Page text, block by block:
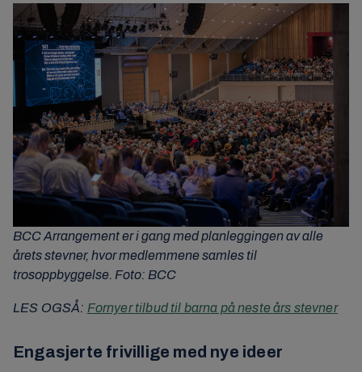
BCC Arrangement er i gang med planleggingen av alle
årets stevner, hvor medlemmene samles til
trosoppbyggelse. Foto: BCC
LES OGSÅ: Fornyer tilbud til barna på neste års stevner
Engasjerte frivillige med nye ideer